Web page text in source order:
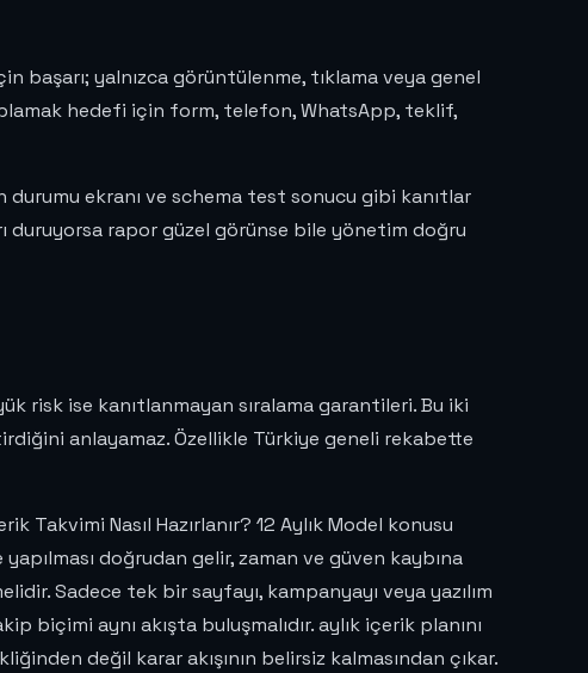
başarı; yalnızca görüntülenme, tıklama veya genel
hedefi için form, telefon, WhatsApp, teklif,
durumu ekranı ve schema test sonucu gibi kanıtlar
duruyorsa rapor güzel görünse bile yönetim doğru
risk ise kanıtlanmayan sıralama garantileri. Bu iki
anlayamaz. Özellikle Türkiye geneli rekabette
Nasıl Hazırlanır? 12 Aylık Model konusu
doğrudan gelir, zaman ve güven kaybına
Sadece tek bir sayfayı, kampanyayı veya yazılım
biçimi aynı akışta buluşmalıdır. aylık içerik planını
değil karar akışının belirsiz kalmasından çıkar.